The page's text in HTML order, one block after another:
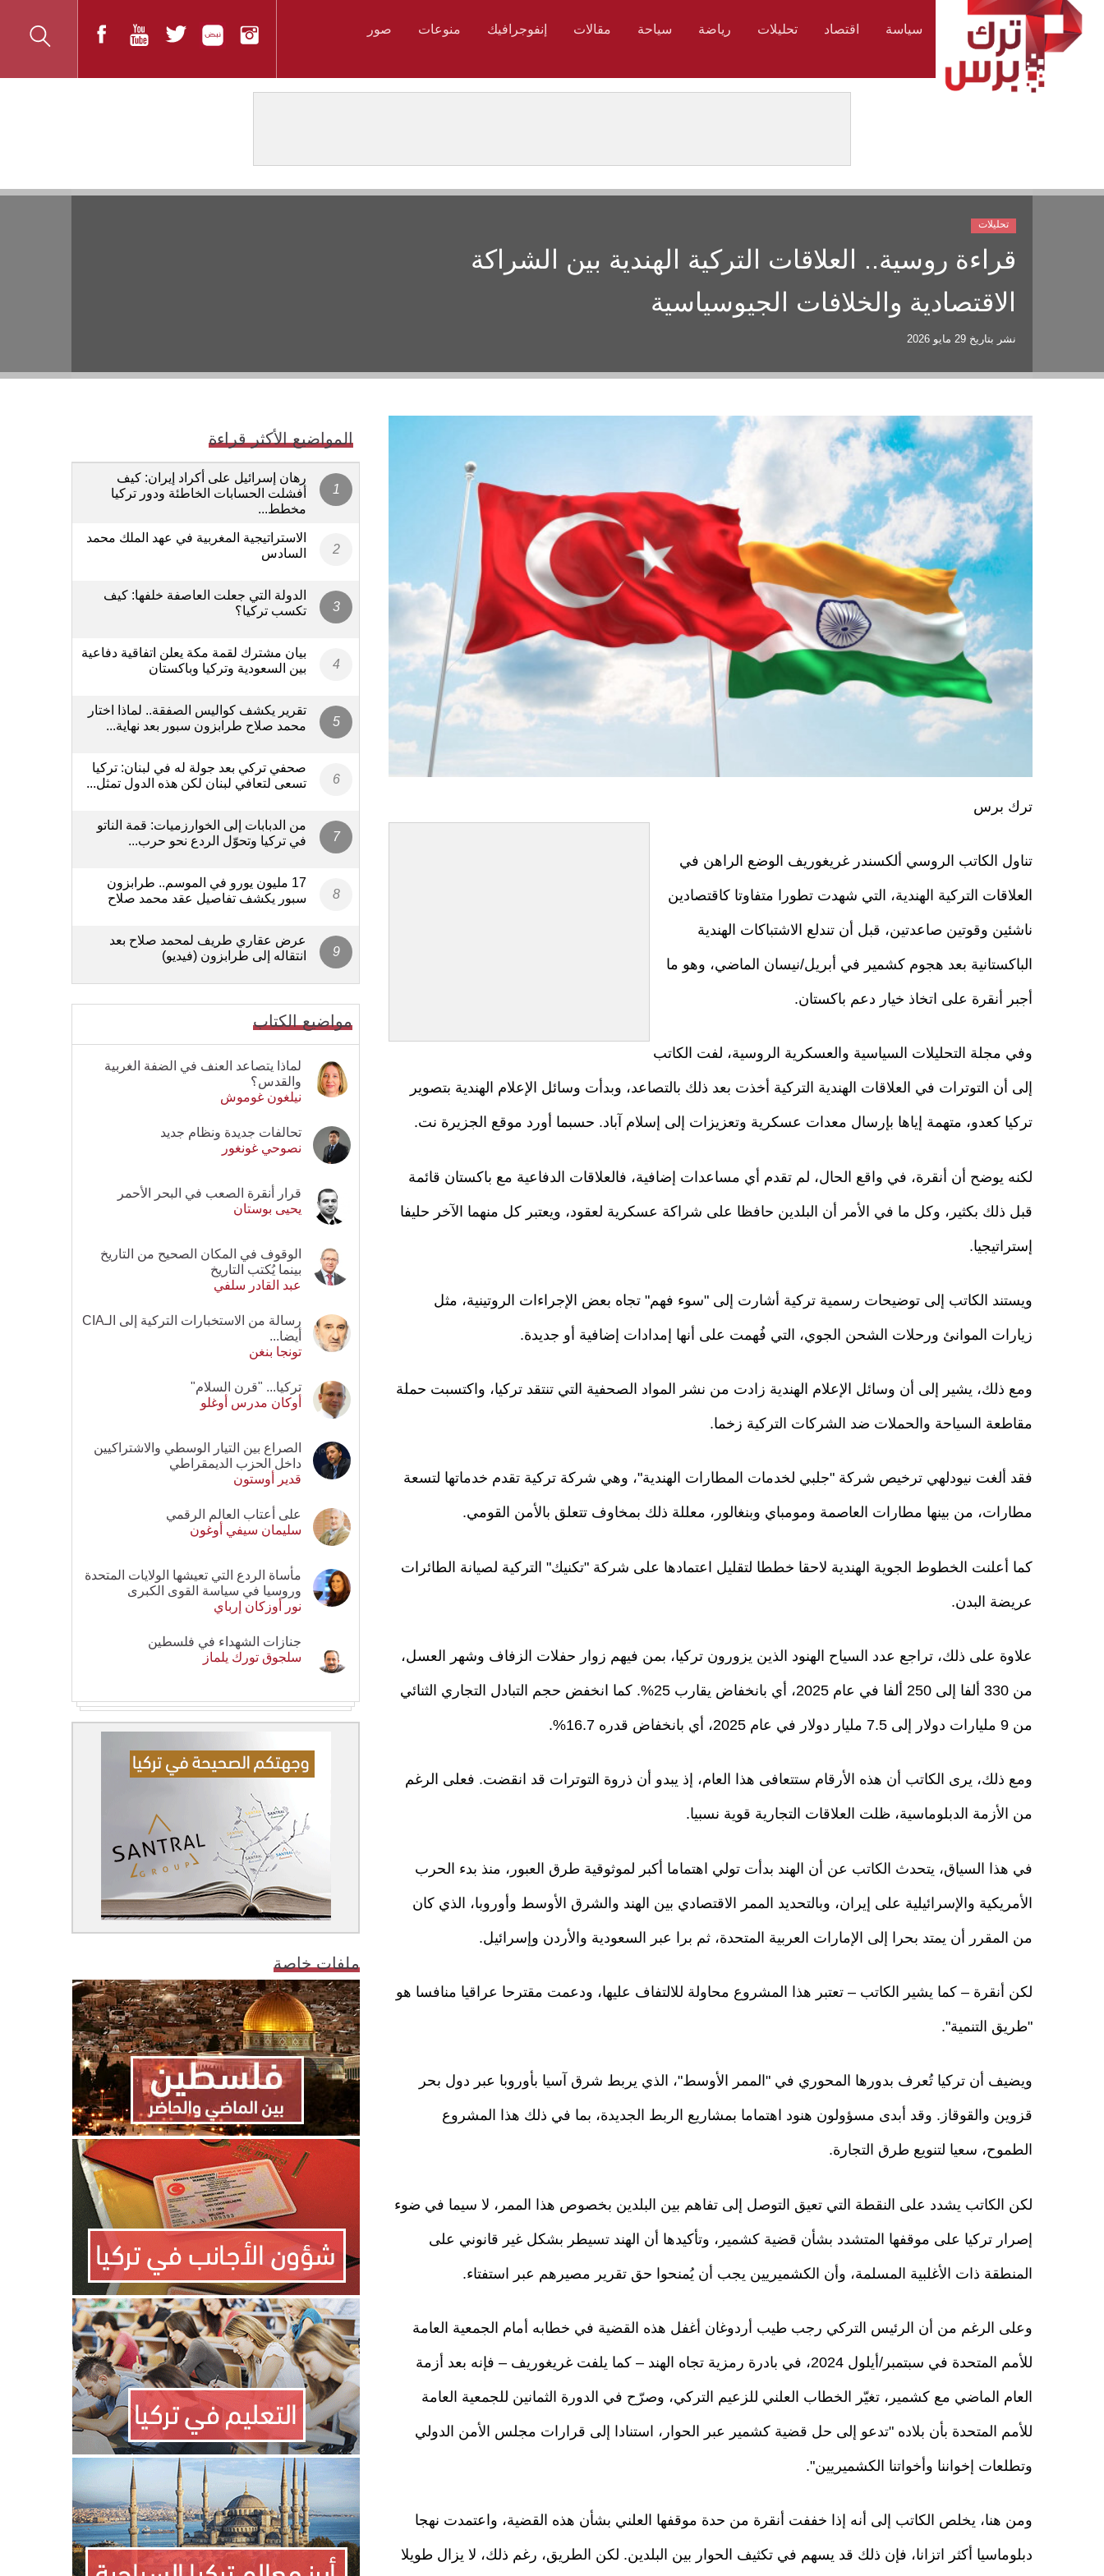
سياسة اقتصاد تحليلات رياضة سياحة مقالات إنفوجرافيك منوعات صور
قراءة روسية.. العلاقات التركية الهندية بين الشراكة
الاقتصادية والخلافات الجيوسياسية
نشر بتاريخ 29 مايو 2026
تحليلات
ترك برس
تناول الكاتب الروسي ألكسندر غريغوريف الوضع الراهن في
العلاقات التركية الهندية، التي شهدت تطورا متفاوتا كاقتصادين
ناشئين وقوتين صاعدتين، قبل أن تندلع الاشتباكات الهندية
الباكستانية بعد هجوم كشمير في أبريل/نيسان الماضي، وهو ما
أجبر أنقرة على اتخاذ خيار دعم باكستان.
وفي مجلة التحليلات السياسية والعسكرية الروسية، لفت الكاتب
إلى أن التوترات في العلاقات الهندية التركية أخذت بعد ذلك بالتصاعد، وبدأت وسائل الإعلام الهندية بتصوير
تركيا كعدو، متهمة إياها بإرسال معدات عسكرية وتعزيزات إلى إسلام آباد. حسبما أورد موقع الجزيرة نت.
لكنه يوضح أن أنقرة، في واقع الحال، لم تقدم أي مساعدات إضافية، فالعلاقات الدفاعية مع باكستان قائمة
قبل ذلك بكثير، وكل ما في الأمر أن البلدين حافظا على شراكة عسكرية لعقود، ويعتبر كل منهما الآخر حليفا
إستراتيجيا.
ويستند الكاتب إلى توضيحات رسمية تركية أشارت إلى "سوء فهم" تجاه بعض الإجراءات الروتينية، مثل
زيارات الموانئ ورحلات الشحن الجوي، التي فُهمت على أنها إمدادات إضافية أو جديدة.
ومع ذلك، يشير إلى أن وسائل الإعلام الهندية زادت من نشر المواد الصحفية التي تنتقد تركيا، واكتسبت حملة
مقاطعة السياحة والحملات ضد الشركات التركية زخما.
فقد ألغت نيودلهي ترخيص شركة "جلبي لخدمات المطارات الهندية"، وهي شركة تركية تقدم خدماتها لتسعة
مطارات، من بينها مطارات العاصمة ومومباي وبنغالور، معللة ذلك بمخاوف تتعلق بالأمن القومي.
كما أعلنت الخطوط الجوية الهندية لاحقا خططا لتقليل اعتمادها على شركة "تكنيك" التركية لصيانة الطائرات
عريضة البدن.
علاوة على ذلك، تراجع عدد السياح الهنود الذين يزورون تركيا، بمن فيهم زوار حفلات الزفاف وشهر العسل،
من 330 ألفا إلى 250 ألفا في عام 2025، أي بانخفاض يقارب 25%. كما انخفض حجم التبادل التجاري الثنائي
من 9 مليارات دولار إلى 7.5 مليار دولار في عام 2025، أي بانخفاض قدره 16.7%.
ومع ذلك، يرى الكاتب أن هذه الأرقام ستتعافى هذا العام، إذ يبدو أن ذروة التوترات قد انقضت. فعلى الرغم
من الأزمة الدبلوماسية، ظلت العلاقات التجارية قوية نسبيا.
في هذا السياق، يتحدث الكاتب عن أن الهند بدأت تولي اهتماما أكبر لموثوقية طرق العبور، منذ بدء الحرب
الأمريكية والإسرائيلية على إيران، وبالتحديد الممر الاقتصادي بين الهند والشرق الأوسط وأوروبا، الذي كان
من المقرر أن يمتد بحرا إلى الإمارات العربية المتحدة، ثم برا عبر السعودية والأردن وإسرائيل.
لكن أنقرة – كما يشير الكاتب – تعتبر هذا المشروع محاولة للالتفاف عليها، ودعمت مقترحا عراقيا منافسا هو
"طريق التنمية".
ويضيف أن تركيا تُعرف بدورها المحوري في "الممر الأوسط"، الذي يربط شرق آسيا بأوروبا عبر دول بحر
قزوين والقوقاز. وقد أبدى مسؤولون هنود اهتماما بمشاريع الربط الجديدة، بما في ذلك هذا المشروع
الطموح، سعيا لتنويع طرق التجارة.
لكن الكاتب يشدد على النقطة التي تعيق التوصل إلى تفاهم بين البلدين بخصوص هذا الممر، لا سيما في ضوء
إصرار تركيا على موقفها المتشدد بشأن قضية كشمير، وتأكيدها أن الهند تسيطر بشكل غير قانوني على
المنطقة ذات الأغلبية المسلمة، وأن الكشميريين يجب أن يُمنحوا حق تقرير مصيرهم عبر استفتاء.
وعلى الرغم من أن الرئيس التركي رجب طيب أردوغان أغفل هذه القضية في خطابه أمام الجمعية العامة
للأمم المتحدة في سبتمبر/أيلول 2024، في بادرة رمزية تجاه الهند – كما يلفت غريغوريف – فإنه بعد أزمة
العام الماضي مع كشمير، تغيّر الخطاب العلني للزعيم التركي، وصرّح في الدورة الثمانين للجمعية العامة
للأمم المتحدة بأن بلاده "تدعو إلى حل قضية كشمير عبر الحوار، استنادا إلى قرارات مجلس الأمن الدولي
وتطلعات إخواننا وأخواتنا الكشميريين".
ومن هنا، يخلص الكاتب إلى أنه إذا خففت أنقرة من حدة موقفها العلني بشأن هذه القضية، واعتمدت نهجا
دبلوماسيا أكثر اتزانا، فإن ذلك قد يسهم في تكثيف الحوار بين البلدين. لكن الطريق، رغم ذلك، لا يزال طويلا
المواضيع الأكثر قراءة
رهان إسرائيل على أكراد إيران: كيف
أفشلت الحسابات الخاطئة ودور تركيا
مخطط...
الاستراتيجية المغربية في عهد الملك محمد
السادس
الدولة التي جعلت العاصفة خلفها: كيف
تكسب تركيا؟
بيان مشترك لقمة مكة يعلن اتفاقية دفاعية
بين السعودية وتركيا وباكستان
تقرير يكشف كواليس الصفقة.. لماذا اختار
محمد صلاح طرابزون سبور بعد نهاية...
صحفي تركي بعد جولة له في لبنان: تركيا
تسعى لتعافي لبنان لكن هذه الدول تمثل...
من الدبابات إلى الخوارزميات: قمة الناتو
في تركيا وتحوّل الردع نحو حرب...
17 مليون يورو في الموسم.. طرابزون
سبور يكشف تفاصيل عقد محمد صلاح
عرض عقاري طريف لمحمد صلاح بعد
انتقاله إلى طرابزون (فيديو)
مواضيع الكتاب
لماذا يتصاعد العنف في الضفة الغربية
والقدس؟
نيلغون غوموش
تحالفات جديدة ونظام جديد
نصوحي غونغور
قرار أنقرة الصعب في البحر الأحمر
يحيى بوستان
الوقوف في المكان الصحيح من التاريخ
بينما يُكتب التاريخ
عبد القادر سلفي
رسالة من الاستخبارات التركية إلى الـCIA
أيضا...
تونجا بنغن
تركيا... "قرن السلام"
أوكان مدرس أوغلو
الصراع بين التيار الوسطي والاشتراكيين
داخل الحزب الديمقراطي
قدير أوستون
على أعتاب العالم الرقمي
سليمان سيفي أوغون
مأساة الردع التي تعيشها الولايات المتحدة
وروسيا في سياسة القوى الكبرى
نور أوزكان إرباي
جنازات الشهداء في فلسطين
سلجوق تورك يلماز
ملفات خاصة